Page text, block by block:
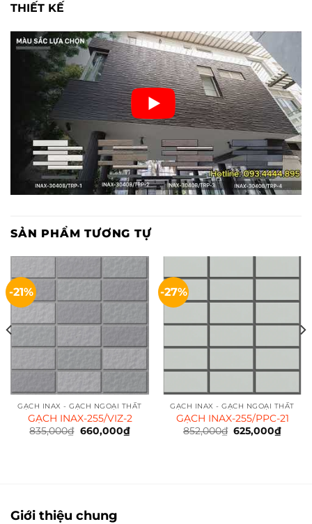
THIẾT KẾ
SẢN PHẨM TƯƠNG TỰ
-21%
GẠCH INAX - GẠCH NGOẠI THẤT
GẠCH INAX-255/VIZ-2
835,000₫ Giá
660,000₫Giá
-27%
GẠCH INAX - GẠCH NGOẠI THẤT
GẠCH INAX-255/PPC-21
852,000₫ Giá
gốc
625,000₫
Giới thiệu chung